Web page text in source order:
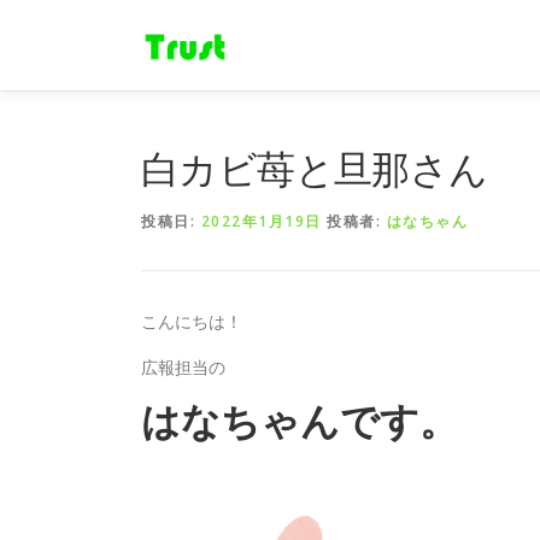
ン
白カビ苺と旦那さん
投稿日: 2022年1月19日 投稿者: はなちゃん
こんにちは！
広報担当の
はなちゃんです。